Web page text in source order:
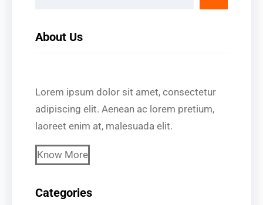
About Us
Lorem ipsum dolor sit amet, consectetur
adipiscing elit. Aenean ac lorem pretium,
laoreet enim at, malesuada elit.
Know More
Categories